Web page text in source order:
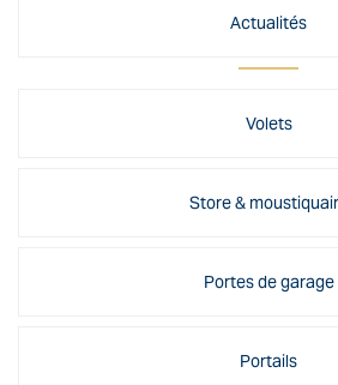
Actualités
Volets
Store &
Portes de garage
Portails